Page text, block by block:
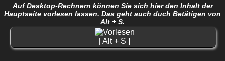
Auf Desktop-Rechnern können Sie sich hier den Inhalt der
Hauptseite vorlesen lassen. Das geht auch duch Betätigen von
Alt + S.
[ Alt + S ]